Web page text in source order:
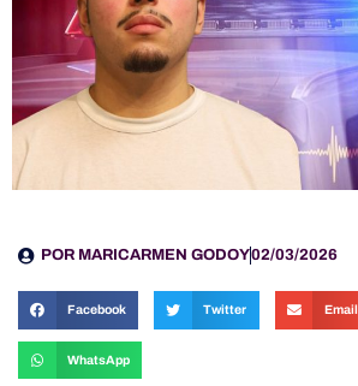
POR MARICARMEN GODOY02/03/2026
Facebook Twitter Email
WhatsApp